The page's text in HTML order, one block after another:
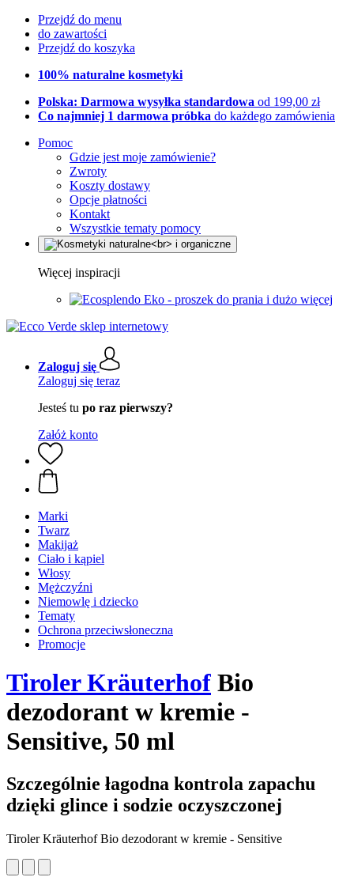
Przejdź do menu
do zawartości
Przejdź do koszyka
100% naturalne kosmetyki
Polska: Darmowa wysyłka standardowa od 199,00 zł
Co najmniej 1 darmowa próbka do każdego zamówienia
Pomoc
Gdzie jest moje zamówienie?
Zwroty
Koszty dostawy
Opcje płatności
Kontakt
Wszystkie tematy pomocy
Więcej inspiracji
Eko - proszek do prania i dużo więcej
Zaloguj się
Zaloguj się teraz
Jesteś tu po raz pierwszy?
Załóż konto
Marki
Twarz
Makijaż
Ciało i kąpiel
Włosy
Mężczyźni
Niemowlę i dziecko
Tematy
Ochrona przeciwsłoneczna
Promocje
Tiroler Kräuterhof Bio
dezodorant w kremie -
Sensitive, 50 ml
Szczególnie łagodna kontrola zapachu
dzięki glince i sodzie oczyszczonej
Tiroler Kräuterhof Bio dezodorant w kremie - Sensitive